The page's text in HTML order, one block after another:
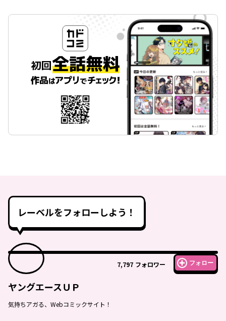
レーベルをフォローしよう！
7,797 フォロワー フォロー
ヤングエースＵＰ
気持ちアガる、Webコミックサイト！